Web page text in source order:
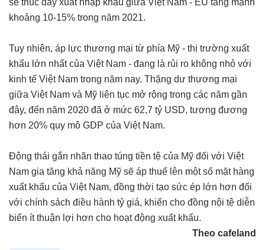
sẽ thúc đẩy xuất nhập khẩu giữa Việt Nam - EU tăng mạnh
khoảng 10-15% trong năm 2021.
Tuy nhiên, áp lực thương mại từ phía Mỹ - thị trường xuất
khẩu lớn nhất của Việt Nam - đang là rủi ro không nhỏ với
kinh tế Việt Nam trong năm nay. Thặng dư thương mại
giữa Việt Nam và Mỹ liên tục mở rộng trong các năm gần
đây, đến năm 2020 đã ở mức 62,7 tỷ USD, tương đương
hơn 20% quy mô GDP của Việt Nam.
Động thái gắn nhãn thao túng tiền tệ của Mỹ đối với Việt
Nam gia tăng khả năng Mỹ sẽ áp thuế lên một số mặt hàng
xuất khẩu của Việt Nam, đồng thời tạo sức ép lớn hơn đối
với chính sách điều hành tỷ giá, khiến cho đồng nội tệ diễn
biến ít thuận lợi hơn cho hoạt động xuất khẩu.
Theo cafeland